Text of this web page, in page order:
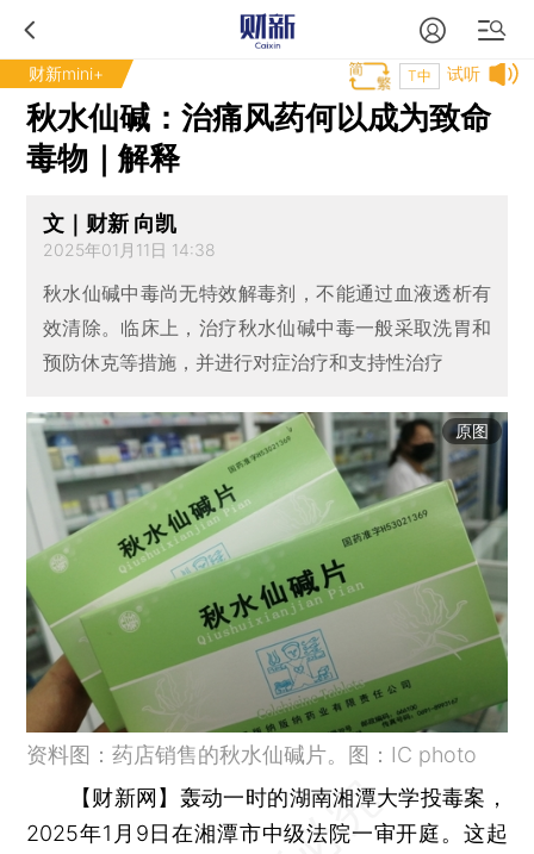
财新mini+ 试听
T中
秋水仙碱：治痛风药何以成为致命
毒物｜解释
文｜财新 向凯
2025年01月11日 14:38
秋水仙碱中毒尚无特效解毒剂，不能通过血液透析有
效清除。临床上，治疗秋水仙碱中毒一般采取洗胃和
预防休克等措施，并进行对症治疗和支持性治疗
原图
资料图：药店销售的秋水仙碱片。图：IC photo
【财新网】 轰动一时的湖南湘潭大学投毒案，
2025年1月9日在湘潭市中级法院一审开庭。这起